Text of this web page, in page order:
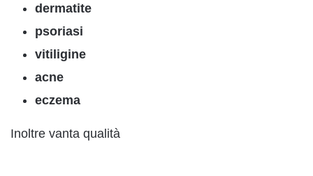
dermatite
psoriasi
vitiligine
acne
eczema
Inoltre vanta qualità